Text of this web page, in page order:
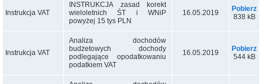
Instrukcja VAT
INSTRUKCJA zasad korekt
wieloletnich ŚT i WNiP
powyżej 15 tys PLN
16.05.2019
Pobierz
838 kB
Instrukcja VAT
Analiza dochodów
budżetowych dochody
podlegające opodatkowaniu
podatkiem VAT
16.05.2019
Pobierz
544 kB